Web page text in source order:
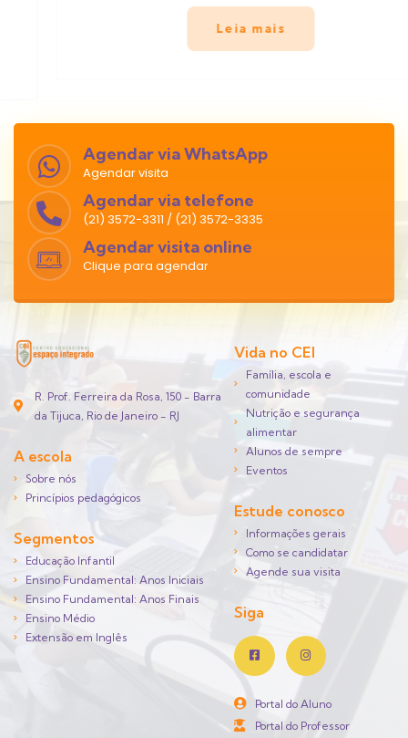
Leia mais
Agendar via WhatsApp
Agendar visita
Agendar via telefone
(21) 3572-3311 / (21) 3572-3335
Agendar visita online
Clique para agendar
R. Prof. Ferreira da Rosa, 150 - Barra
da Tijuca, Rio de Janeiro - RJ
A escola
Sobre nós
Princípios pedagógicos
Segmentos
Educação Infantil
Ensino Fundamental: Anos Iniciais
Ensino Fundamental: Anos Finais
Ensino Médio
Extensão em Inglês
Vida no CEI
Família, escola e
comunidade
Nutrição e segurança
alimentar
Alunos de sempre
Eventos
Estude conosco
Informações gerais
Como se candidatar
Agende sua visita
Siga
Portal do Aluno
Portal do Professor